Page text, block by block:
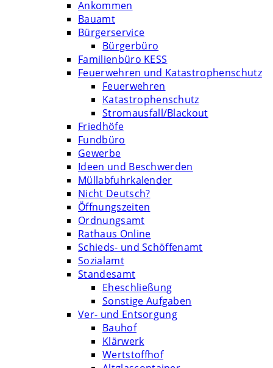
Ankommen
Bauamt
Bürgerservice
Bürgerbüro
Familienbüro KESS
Feuerwehren und Katastrophenschutz
Feuerwehren
Katastrophenschutz
Stromausfall/Blackout
Friedhöfe
Fundbüro
Gewerbe
Ideen und Beschwerden
Müllabfuhrkalender
Nicht Deutsch?
Öffnungszeiten
Ordnungsamt
Rathaus Online
Schieds- und Schöffenamt
Sozialamt
Standesamt
Eheschließung
Sonstige Aufgaben
Ver- und Entsorgung
Bauhof
Klärwerk
Wertstoffhof